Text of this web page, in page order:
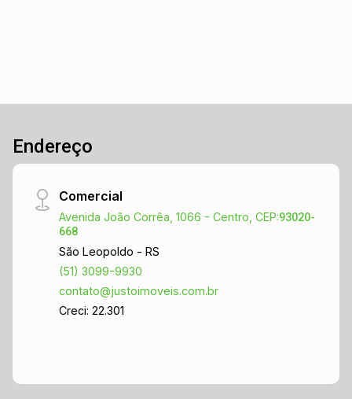
Endereço
Comercial
Avenida João Corrêa, 1066 - Centro, CEP:93020-
668
São Leopoldo - RS
(51) 3099-9930
contato@justoimoveis.com.br
Creci: 22.301